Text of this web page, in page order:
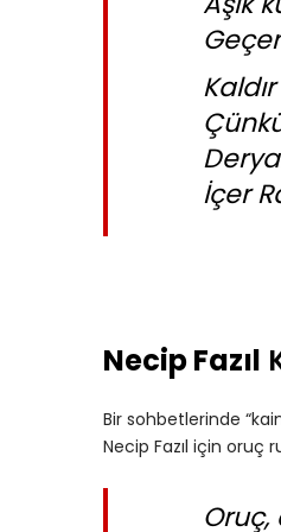
İçer
Necip Fazıl
Bir sohbetlerinde
Necip Fazıl için oruç
Oruç,